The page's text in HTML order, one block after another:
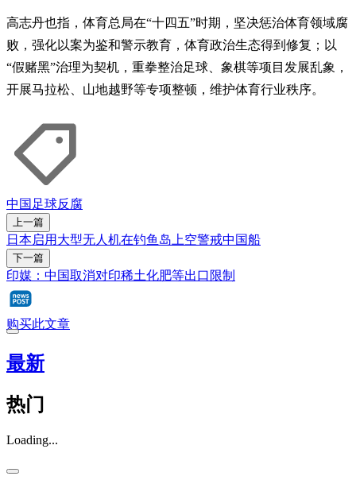
高志丹也指，体育总局在“十四五”时期，坚决惩治体育领域腐
败，强化以案为鉴和警示教育，体育政治生态得到修复；以
“假赌黑”治理为契机，重拳整治足球、象棋等项目发展乱象，
开展马拉松、山地越野等专项整顿，维护体育行业秩序。
中国足球反腐
上一篇
日本启用大型无人机在钓鱼岛上空警戒中国船
下一篇
印媒：中国取消对印稀土化肥等出口限制
购买此文章
最新
热门
Loading...